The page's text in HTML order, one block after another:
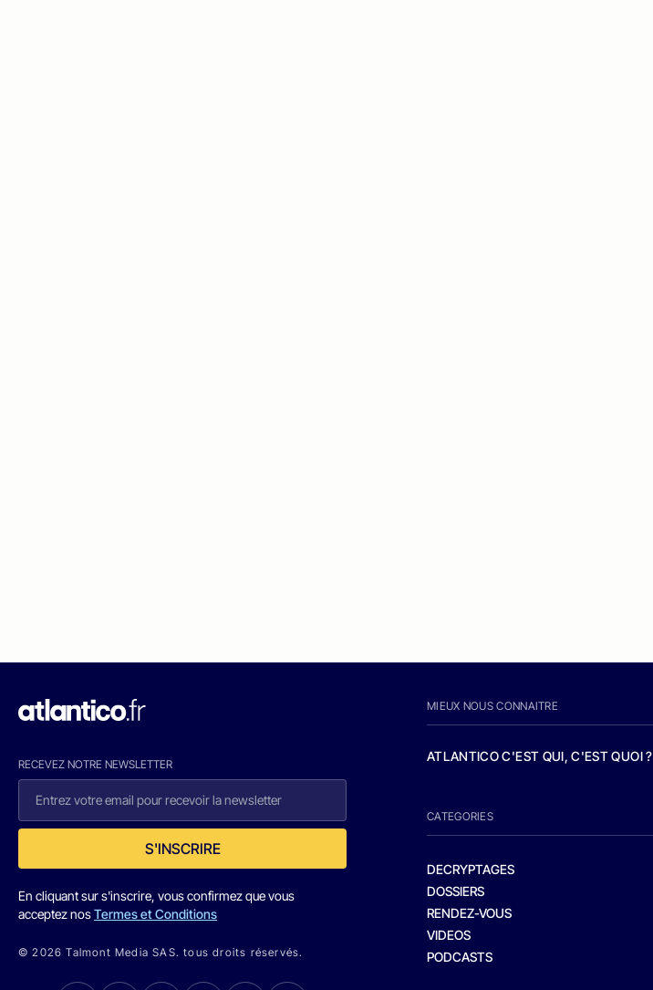
RECEVEZ NOTRE NEWSLETTER
S'INSCRIRE
En cliquant sur s'inscrire, vous confirmez que vous
acceptez nosTermes et Conditions
© 2026 Talmont Media SAS. tous droits réservés.
MIEUX NOUS CONNAITRE
ATLANTICO C'EST QUI, C'EST QUOI ?
CATEGORIES
DECRYPTAGES
DOSSIERS
RENDEZ-VOUS
VIDEOS
PODCASTS